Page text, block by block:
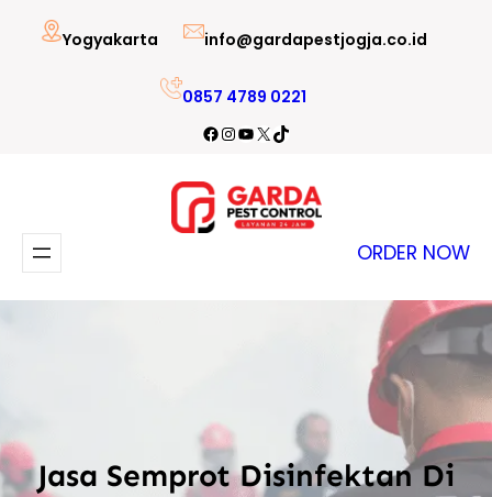
Lewati
Yogyakarta info@gardapestjogja.co.id
0857 4789 0221
Facebook
Instagram
YouTube
X TikTok
ORDER NOW
Jasa Semprot Disinfektan Di